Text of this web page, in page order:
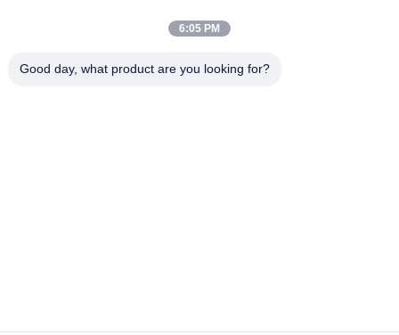
Au Sujet De Nous
Visite D'usine
Contrôle De Qualité
6:05 PM
Good day, what product are you looking for?